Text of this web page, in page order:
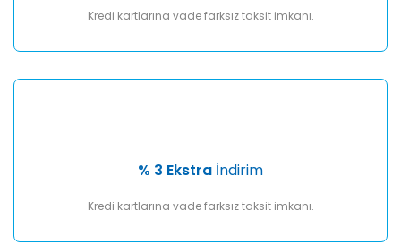
Kredi kartlarına vade farksız taksit imkanı.
% 3 Ekstra İndirim
Kredi kartlarına vade farksız taksit imkanı.